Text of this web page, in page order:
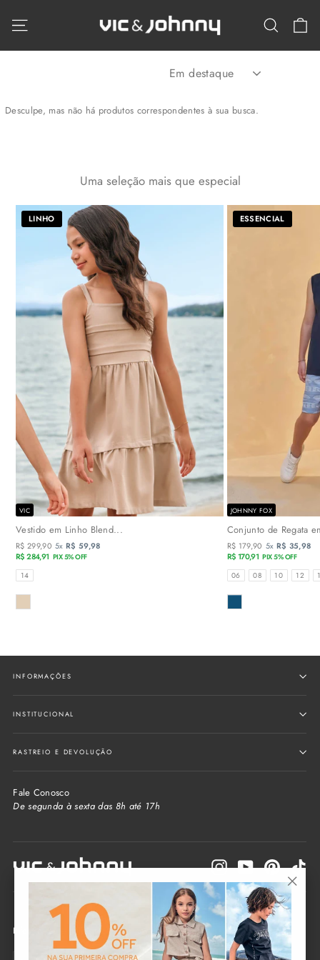
para
Conteúdo
Desculpe, mas não há produtos correspondentes à sua busca.
Uma seleção mais que especial
LINHO
VIC
Vestido em Linho Blend...
R$ 299,90 5x R$ 59,98
R$ 284,91 PIX 5% OFF
TAMANHOS
14
COR
ESSENCIAL
JOHNNY FOX
Conjunto de Regata
R$ 179,90 5x R$ 35,98
R$ 170,91 PIX 5% OFF
TAMANHOS
06 08 10 12
COR
INFORMAÇÕES
INSTITUCIONAL
RASTREIO E DEVOLUÇÃO
Fale Conosco
De segunda à sexta das 8h até 17h
InstagramYouTubePinterest
Informe seu e-mail e receba as novidades da loja